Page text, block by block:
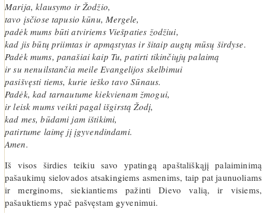
Marija, klausymo ir Žodžio,
tavo įsčiose tapusio kūnu, Mergele,
padėk mums būti atviriems Viešpaties žodžiui,
kad jis būtų priimtas ir apmąstytas ir šitaip augtų mūsų širdyse.
Padėk mums, panašiai kaip Tu, patirti tikinčiųjų palaimą
ir su nenuilstančia meile Evangelijos skelbimui
pasišvęsti tiems, kurie ieško tavo Sūnaus.
Padėk, kad tarnautume kiekvienam žmogui,
ir leisk mums veikti pagal išgirstą Žodį,
kad mes, būdami jam ištikimi,
patirtume laimę jį įgyvendindami.
Amen.
Iš visos širdies teikiu savo ypatingą apaštališkąjį palaiminimą
pašaukimų sielovados atsakingiems asmenims, taip pat jaunuoliams
ir merginoms, siekiantiems pažinti Dievo valią, ir visiems,
pašauktiems ypač pašvęstam gyvenimui.